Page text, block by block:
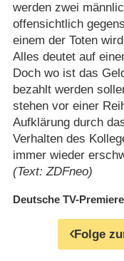
werden zwei
offensichtlich
einem der Toten
Alles deutet auf
Doch wo ist das
bezahlt werden
stehen vor einer
Aufklärung durch
Verhalten des
immer wieder
(Text: ZDFneo)
Deutsche TV-Premiere
Folge